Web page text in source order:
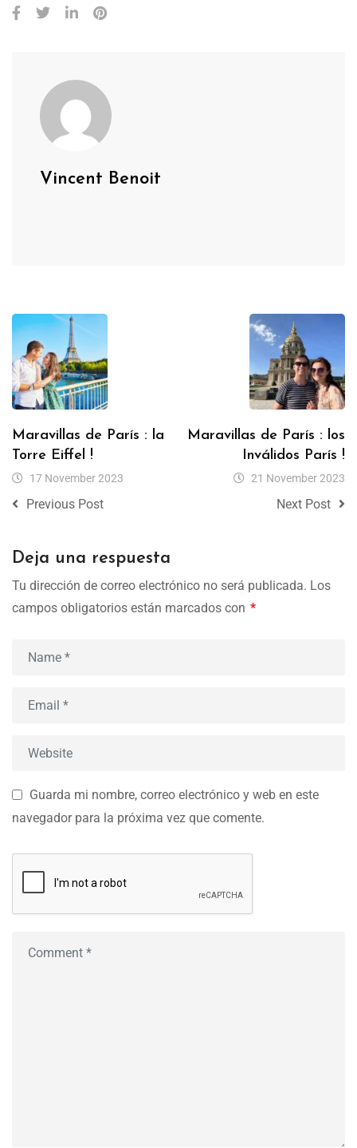
Vincent Benoit
Maravillas de París : la
Torre Eiffel !
17 November 2023
Previous Post
Maravillas de París : los
Inválidos París !
21 November 2023
Next Post
Deja una respuesta
Tu dirección de correo electrónico no será publicada. Los
campos obligatorios están marcados con *
Guarda mi nombre, correo electrónico y web en este
navegador para la próxima vez que comente.